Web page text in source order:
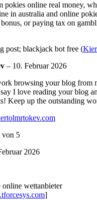
pokies online real money,
in australia and online
or paying tax on
post; blackjack bot free (
– 10. Februar 2026
browsing your blog from
I love reading your blog
Keep up the outstanding
von 5
2026
wettanbieter
]